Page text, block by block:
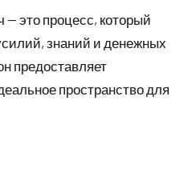
это процесс, который
знаний и денежных
предоставляет
пространство для